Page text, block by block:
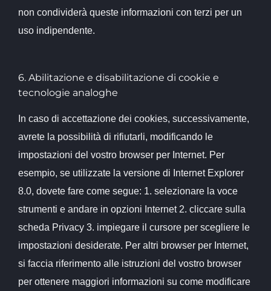
non condividerà queste informazioni con terzi per un
uso indipendente.
6. Abilitazione e disabilitazione di cookie e
tecnologie analoghe
In caso di accettazione dei cookies, successivamente,
avrete la possibilità di rifiutarli, modificando le
impostazioni del vostro browser per Internet. Per
esempio, se utilizzate la versione di Internet Explorer
8.0, dovete fare come segue: 1. selezionare la voce
strumenti e andare in opzioni Internet 2. cliccare sulla
scheda Privacy 3. impiegare il cursore per scegliere le
impostazioni desiderate. Per altri browser per Internet,
si faccia riferimento alle istruzioni del vostro browser
per ottenere maggiori informazioni su come modificare